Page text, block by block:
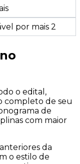
por mais 2
o edital,
completo de seu
de
com maior
da
o estilo de